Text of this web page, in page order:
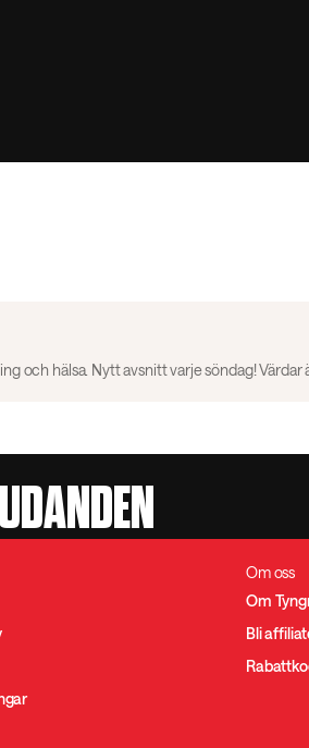
Om oss
Om
Bli